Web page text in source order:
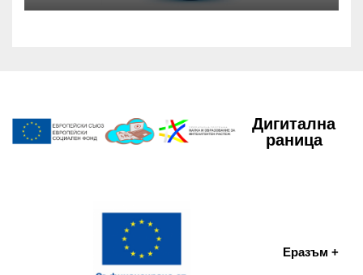
Дигитална
раница
Еразъм +